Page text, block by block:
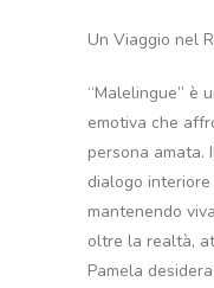
Un Viaggio nel
“Malelingue” è
emotiva che
persona amata.
dialogo interiore
mantenendo
oltre la realtà,
Pamela